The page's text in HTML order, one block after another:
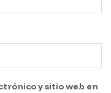
y sitio web en